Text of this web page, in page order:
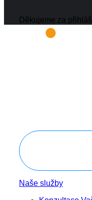
Děkujeme za
Naše služby